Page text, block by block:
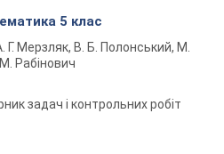
5 клас
Г. Мерзляк, В. Б. Полонський, М.
Рабінович
задач і контрольних робіт